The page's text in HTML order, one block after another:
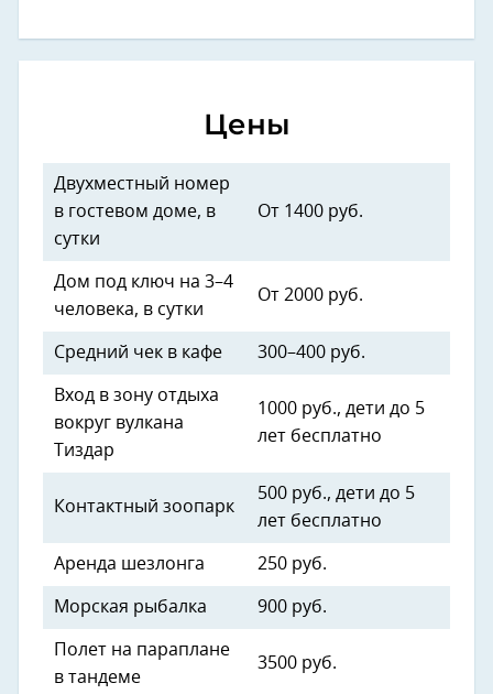
Цены
Двухместный номер
в гостевом доме, в
сутки
От 1400 руб.
Дом под ключ на 3–4
человека, в сутки
От 2000 руб.
Средний чек в кафе 300–400 руб.
Вход в зону отдыха
вокруг вулкана
Тиздар
1000 руб., дети до 5
лет бесплатно
Контактный зоопарк
500 руб., дети до 5
лет бесплатно
Аренда шезлонга 250 руб.
Морская рыбалка 900 руб.
Полет на параплане
в тандеме
3500 руб.